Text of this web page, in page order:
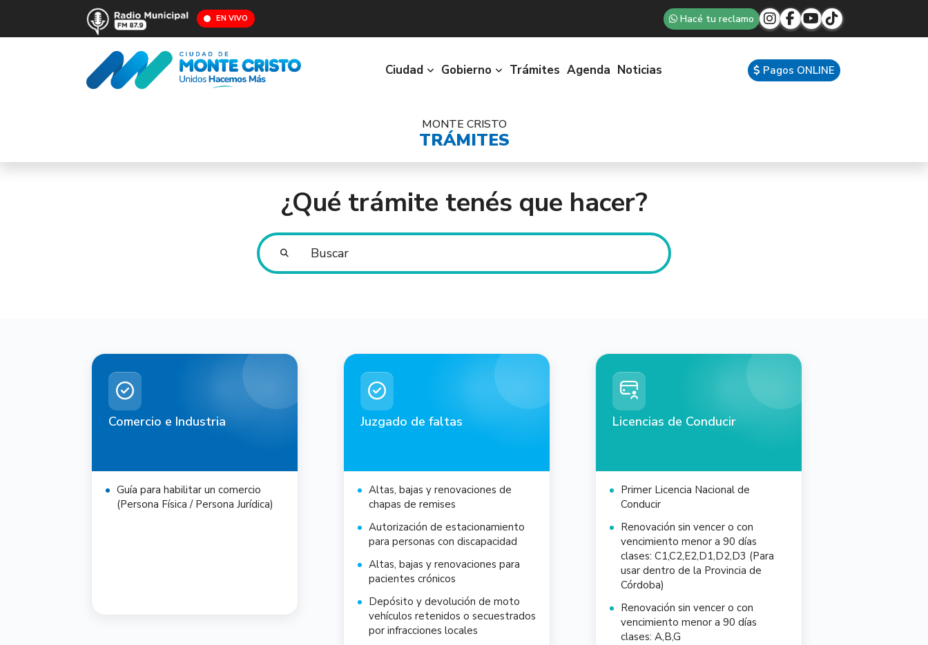
EN VIVO Hacé tu reclamo
Ciudad Gobierno Trámites Agenda Noticias Pagos ONLINE
MONTE CRISTO
TRÁMITES
¿Qué trámite tenés que hacer?
Comercio e Industria
Guía para habilitar un comercio
(Persona Física / Persona Jurídica)
Juzgado de faltas
Altas, bajas y renovaciones de
chapas de remises
Autorización de estacionamiento
para personas con discapacidad
Altas, bajas y renovaciones para
pacientes crónicos
Depósito y devolución de moto
vehículos retenidos o secuestrados
por infracciones locales
Licencias de Conducir
Primer Licencia Nacional de
Conducir
Renovación sin vencer o con
vencimiento menor a 90 días
clases: C1,C2,E2,D1,D2,D3 (Para
usar dentro de la Provincia de
Córdoba)
Renovación sin vencer o con
vencimiento menor a 90 días
clases: A,B,G